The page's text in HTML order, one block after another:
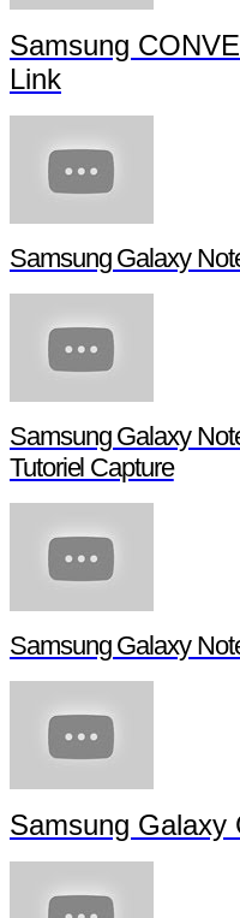
Samsung
Link
Samsung Galaxy Note 10.1
Samsung Galaxy
Tutoriel Capture
Samsung Galaxy Note 3 -
Samsung Galaxy Gear